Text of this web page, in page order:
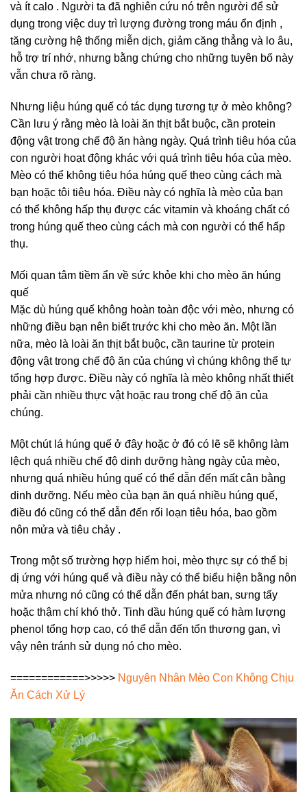
và ít calo . Người ta đã nghiên cứu nó trên người để sử
dụng trong việc duy trì lượng đường trong máu ổn định ,
tăng cường hệ thống miễn dịch, giảm căng thẳng và lo âu,
hỗ trợ trí nhớ, nhưng bằng chứng cho những tuyên bố này
vẫn chưa rõ ràng.
Nhưng liệu húng quế có tác dụng tương tự ở mèo không?
Cần lưu ý rằng mèo là loài ăn thịt bắt buộc, cần protein
động vật trong chế độ ăn hàng ngày. Quá trình tiêu hóa của
con người hoạt động khác với quá trình tiêu hóa của mèo.
Mèo có thể không tiêu hóa húng quế theo cùng cách mà
bạn hoặc tôi tiêu hóa. Điều này có nghĩa là mèo của bạn
có thể không hấp thụ được các vitamin và khoáng chất có
trong húng quế theo cùng cách mà con người có thể hấp
thụ.
Mối quan tâm tiềm ẩn về sức khỏe khi cho mèo ăn húng
quế
Mặc dù húng quế không hoàn toàn độc với mèo, nhưng có
những điều bạn nên biết trước khi cho mèo ăn. Một lần
nữa, mèo là loài ăn thịt bắt buộc, cần taurine từ protein
động vật trong chế độ ăn của chúng vì chúng không thể tự
tổng hợp được. Điều này có nghĩa là mèo không nhất thiết
phải cần nhiều thực vật hoặc rau trong chế độ ăn của
chúng.
Một chút lá húng quế ở đây hoặc ở đó có lẽ sẽ không làm
lệch quá nhiều chế độ dinh dưỡng hàng ngày của mèo,
nhưng quá nhiều húng quế có thể dẫn đến mất cân bằng
dinh dưỡng. Nếu mèo của bạn ăn quá nhiều húng quế,
điều đó cũng có thể dẫn đến rối loạn tiêu hóa, bao gồm
nôn mửa và tiêu chảy .
Trong một số trường hợp hiếm hoi, mèo thực sự có thể bị
dị ứng với húng quế và điều này có thể biểu hiện bằng nôn
mửa nhưng nó cũng có thể dẫn đến phát ban, sưng tấy
hoặc thậm chí khó thở. Tinh dầu húng quế có hàm lượng
phenol tổng hợp cao, có thể dẫn đến tổn thương gan, vì
vậy nên tránh sử dụng nó cho mèo.
============>>>>> Nguyên Nhân Mèo Con Không Chịu
Ăn Cách Xử Lý